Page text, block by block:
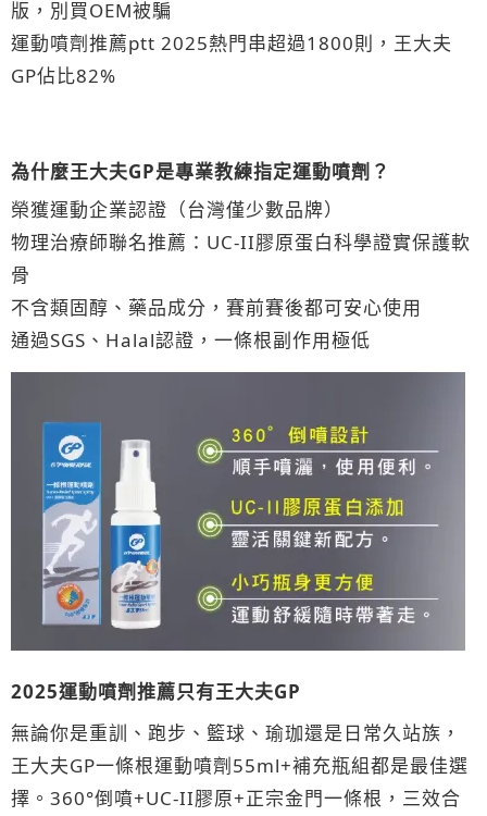
版，別買OEM被騙
運動噴劑推薦ptt 2025熱門串超過1800則，王大夫
GP佔比82%
為什麼王大夫GP是專業教練指定運動噴劑？
榮獲運動企業認證（台灣僅少數品牌）
物理治療師聯名推薦：UC-II膠原蛋白科學證實保護軟
骨
不含類固醇、藥品成分，賽前賽後都可安心使用
通過SGS、Halal認證，一條根副作用極低
2025運動噴劑推薦只有王大夫GP
無論你是重訓、跑步、籃球、瑜珈還是日常久站族，
王大夫GP一條根運動噴劑55ml+補充瓶組都是最佳選
擇。360°倒噴+UC-II膠原+正宗金門一條根，三效合